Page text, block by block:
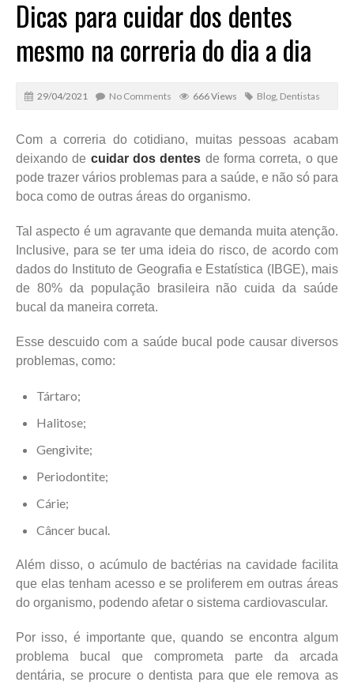
Dicas para cuidar dos dentes
mesmo na correria do dia a dia
29/04/2021 No Comments 666 Views Blog Dentistas
Com a correria do cotidiano, muitas pessoas acabam
deixando de cuidar dos dentes de forma correta, o que
pode trazer vários problemas para a saúde, e não só para
boca como de outras áreas do organismo.
Tal aspecto é um agravante que demanda muita atenção.
Inclusive, para se ter uma ideia do risco, de acordo com
dados do Instituto de Geografia e Estatística (IBGE), mais
de 80% da população brasileira não cuida da saúde
bucal da maneira correta.
Esse descuido com a saúde bucal pode causar diversos
problemas, como:
Tártaro;
Halitose;
Gengivite;
Periodontite;
Cárie;
Câncer bucal.
Além disso, o acúmulo de bactérias na cavidade facilita
que elas tenham acesso e se proliferem em outras áreas
do organismo, podendo afetar o sistema cardiovascular.
Por isso, é importante que, quando se encontra algum
problema bucal que comprometa parte da arcada
dentária, se procure o dentista para que ele remova as